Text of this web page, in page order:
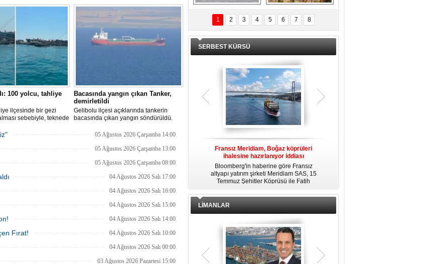
başarının ilk örneği olarak tarihe geçti.
100 yolcu, tahliye
ilçesinde bir gezi
sebebiyle, teknede
için bölgede
başlatıldı.
Bacasında yangın çıkan Tanker,
demirletildi
Gelibolu ilçesi açıklarında tankerin
bacasında çıkan yangın söndürüldü.
Sahası'na demirletildi.
05 Ağustos 2026 Çarşamba 14:00
05 Ağustos 2026 Çarşamba 13:00
05 Ağustos 2026 Çarşamba 08:00
04 Ağustos 2026 Salı 17:00
04 Ağustos 2026 Salı 16:00
04 Ağustos 2026 Salı 15:00
04 Ağustos 2026 Salı 14:00
Fırat! 04 Ağustos 2026 Salı 10:00
04 Ağustos 2026 Salı 00:00
03 Ağustos 2026 Pazartesi 15:00
Göçmenlerin
imdadına Türk
sahipli MINA DENIZ
yetişti
Milas’taki yangın
yeniden termik
santrallere doğru
ilerliyor
1 2 3 4 5 6 7 8
SERBEST KÜRSÜ
Fransız Meridiam, Boğaz köprüleri
ihalesine hazırlanıyor iddiası
Bloomberg'in haberine göre Fransız
altyapı yatırım şirketi Meridiam SAS, 15
Temmuz Şehitler Köprüsü ile Fatih
Sultan Mehmet Köprüsü'nün
özelleştirilmesine yönelik ihaleyle
zamanda kendi yat limanı, helikopter
pisti ve seçkin villaları da içeren koca
LİMANLAR